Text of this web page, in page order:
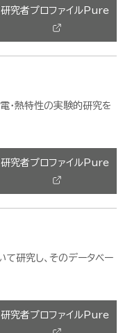
研究者プロファイルPure
・熱特性の実験的研究を
研究者プロファイルPure
研究し、そのデータベー
研究者プロファイルPure